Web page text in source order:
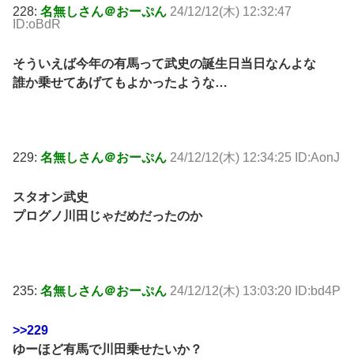
228: 名無しさん＠おーぷん 24/12/12(木) 12:32:47
ID:oBdR
そういえば今年の有馬って武史の誕生日当日なんよな
誰か乗せてあげてもよかったような…
229: 名無しさん＠おーぷん 24/12/12(木) 12:34:25 ID:AonJ
スタオン武史
プログノ川田じゃだめだったのか
235: 名無しさん＠おーぷん 24/12/12(木) 13:03:20 ID:bd4P
>>229
ゆーほど有馬で川田乗せたいか？